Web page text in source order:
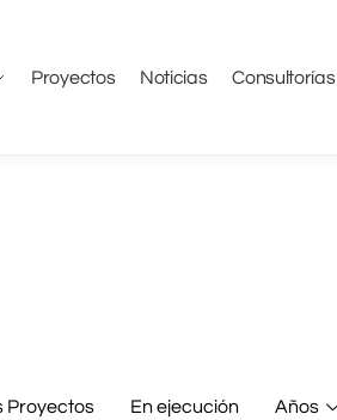
Proyectos Noticias Consultorías
Proyectos En ejecución Años